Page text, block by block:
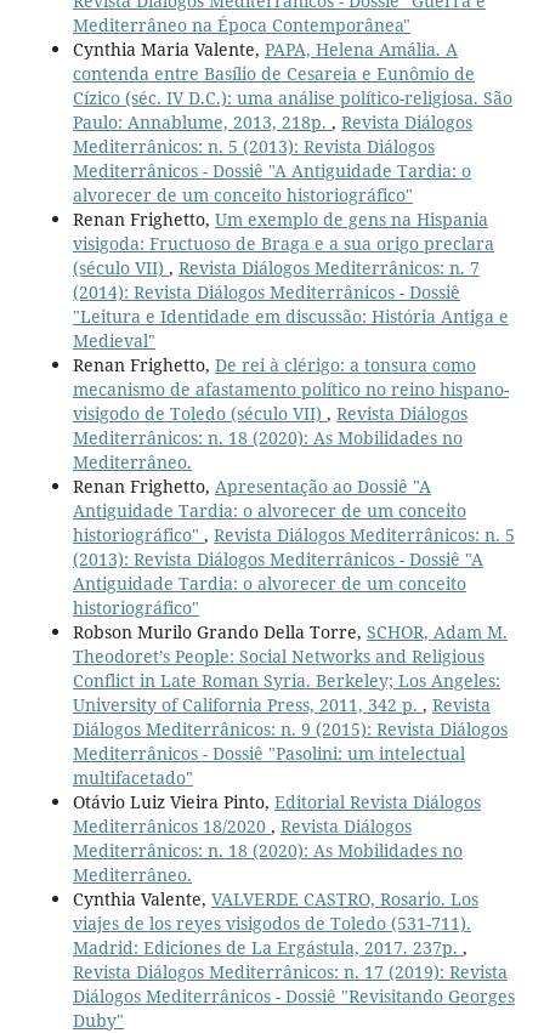
Mediterrâneo na Época Contemporânea"
Cynthia Maria Valente, PAPA, Helena Amália. A
contenda entre Basílio de Cesareia e Eunômio de
Cízico (séc. IV D.C.): uma análise político-religiosa. São
Paulo: Annablume, 2013, 218p. , Revista Diálogos
Mediterrânicos: n. 5 (2013): Revista Diálogos
Mediterrânicos - Dossiê "A Antiguidade Tardia: o
alvorecer de um conceito historiográfico"
Renan Frighetto, Um exemplo de gens na Hispania
visigoda: Fructuoso de Braga e a sua origo preclara
(século VII) , Revista Diálogos Mediterrânicos: n. 7
(2014): Revista Diálogos Mediterrânicos - Dossiê
"Leitura e Identidade em discussão: História Antiga e
Medieval"
Renan Frighetto, De rei à clérigo: a tonsura como
mecanismo de afastamento político no reino hispano-
visigodo de Toledo (século VII) , Revista Diálogos
Mediterrânicos: n. 18 (2020): As Mobilidades no
Mediterrâneo.
Renan Frighetto, Apresentação ao Dossiê "A
Antiguidade Tardia: o alvorecer de um conceito
historiográfico" , Revista Diálogos Mediterrânicos: n. 5
(2013): Revista Diálogos Mediterrânicos - Dossiê "A
Antiguidade Tardia: o alvorecer de um conceito
historiográfico"
Robson Murilo Grando Della Torre, SCHOR, Adam M.
Theodoret’s People: Social Networks and Religious
Conflict in Late Roman Syria. Berkeley; Los Angeles:
University of California Press, 2011, 342 p. , Revista
Diálogos Mediterrânicos: n. 9 (2015): Revista Diálogos
Mediterrânicos - Dossiê "Pasolini: um intelectual
multifacetado"
Otávio Luiz Vieira Pinto, Editorial Revista Diálogos
Mediterrânicos 18/2020 , Revista Diálogos
Mediterrânicos: n. 18 (2020): As Mobilidades no
Mediterrâneo.
Cynthia Valente, VALVERDE CASTRO, Rosario. Los
viajes de los reyes visigodos de Toledo (531-711).
Madrid: Ediciones de La Ergástula, 2017. 237p. ,
Revista Diálogos Mediterrânicos: n. 17 (2019): Revista
Diálogos Mediterrânicos - Dossiê "Revisitando Georges
Duby"